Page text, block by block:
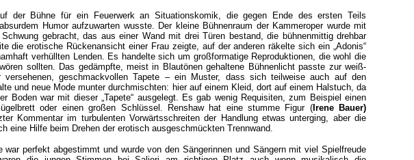
der Bühne für ein Feuerwerk an Situationskomik, die gegen Ende des ersten Teils
Humor aufzuwarten wusste. Der kleine Bühnenraum der Kammeroper wurde mit
Schwung gebracht, das aus einer Wand mit drei Türen bestand, die bühnenmittig drehbar
die erotische Rückenansicht einer Frau zeigte, auf der anderen räkelte sich ein „Adonis“
verhüllten Lenden. Es handelte sich um großformatige Reproduktionen, die wohl die
sollten. Das gedämpfte, meist in Blautönen gehaltene Bühnenlicht passte zur weiß-
versehenen, geschmackvollen Tapete – ein Muster, dass sich teilweise auch auf den
und neue Mode munter durchmischten: hier auf einem Kleid, dort auf einem Halstuch, da
Boden war mit dieser „Tapete“ ausgelegt. Es gab wenig Requisiten, zum Beispiel einen
oder einen großen Schlüssel. Renshaw hat eine stumme Figur (Irene Bauer)
Kommentar im turbulenten Vorwärtsschreiten der Handlung etwas unterging, aber die
eine Hilfe beim Drehen der erotisch ausgeschmückten Trennwand.
war perfekt abgestimmt und wurde von den Sängerinnen und Sängern mit viel Spielfreude